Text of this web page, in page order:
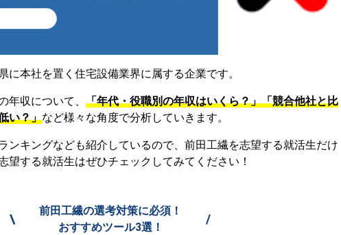
に本社を置く住宅設備業界に属する企業です。
年収について、 「年代・役職別の年収はいくら？」「競合他社と比
い？」など様々な角度で分析していきます。
ンキングなども紹介しているので、前田工繊を志望する就活生だけ
望する就活生はぜひチェックしてみてください！
\
前田工繊の選考対策に必須！
おすすめツール3選！
/